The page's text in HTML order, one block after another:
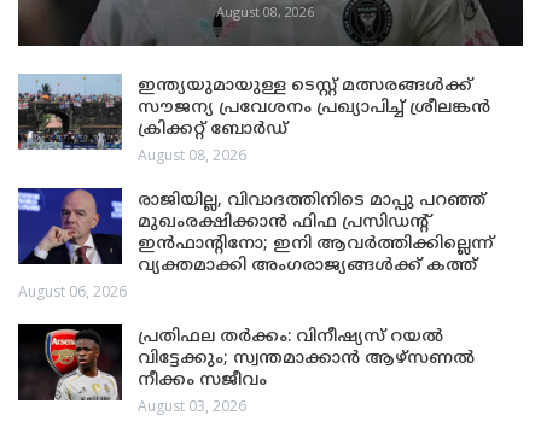
August 08, 2026
ഇന്ത്യയുമായുള്ള ടെസ്റ്റ് മത്സരങ്ങൾക്ക്
സൗജന്യ പ്രവേശനം പ്രഖ്യാപിച്ച് ശ്രീലങ്കൻ
ക്രിക്കറ്റ് ബോർഡ്
August 08, 2026
രാജിയില്ല, വിവാദത്തിനിടെ മാപ്പു പറഞ്ഞ്
മുഖംരക്ഷിക്കാൻ ഫിഫ പ്രസിഡന്റ്
ഇൻഫാന്റിനോ; ഇനി ആവർത്തിക്കില്ലെന്ന്
വ്യക്തമാക്കി അംഗരാജ്യങ്ങൾക്ക് കത്ത്
August 06, 2026
പ്രതിഫല തർക്കം: വിനീഷ്യസ് റയൽ
വിട്ടേക്കും; സ്വന്തമാക്കാൻ ആഴ്സണൽ
നീക്കം സജീവം
August 03, 2026